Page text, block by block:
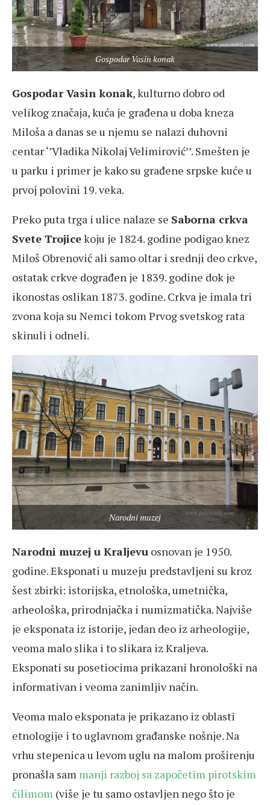
Gospodar Vasin konak
Gospodar Vasin konak, kulturno dobro od
velikog značaja, kuća je građena u doba kneza
Miloša a danas se u njemu se nalazi duhovni
centar ‘’Vladika Nikolaj Velimirović’’. Smešten je
u parku i primer je kako su građene srpske kuće u
prvoj polovini 19. veka.
Preko puta trga i ulice nalaze se Saborna crkva
Svete Trojicekoju je 1824. godine podigao knez
Miloš Obrenović ali samo oltar i srednji deo crkve,
ostatak crkve dograđen je 1839. godine dok je
ikonostas oslikan 1873. godine. Crkva je imala tri
zvona koja su Nemci tokom Prvog svetskog rata
skinuli i odneli.
Narodni muzej
Narodni muzej u Kraljevu osnovan je 1950.
godine. Eksponati u muzeju predstavljeni su kroz
šest zbirki: istorijska, etnološka, umetnička,
arheološka, prirodnjačka i numizmatička. Najviše
je eksponata iz istorije, jedan deo iz arheologije,
veoma malo slika i to slikara iz Kraljeva.
Eksponati su posetiocima prikazani hronološki na
informativan i veoma zanimljiv način.
Veoma malo eksponata je prikazano iz oblasti
etnologije i to uglavnom građanske nošnje. Na
vrhu stepenica u levom uglu na malom proširenju
pronašla sam manji razboj sa započetim pirotskim
ćilimom (više je tu samo ostavljen nego što je